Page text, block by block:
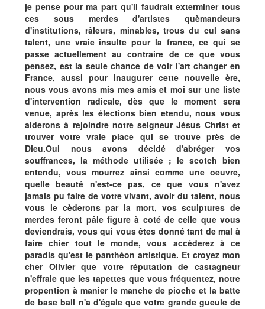
je pense pour ma part qu'il faudrait exterminer tous
ces sous merdes d'artistes quèmandeurs
d'institutions, râleurs, minables, trous du cul sans
talent, une vraie insulte pour la france, ce qui se
passe actuellement au contraire de ce que vous
pensez, est la seule chance de voir l'art changer en
France, aussi pour inaugurer cette nouvelle ère,
nous vous avons mis mes amis et moi sur une liste
d'intervention radicale, dès que le moment sera
venue, après les élections bien etendu, nous vous
aiderons à rejoindre notre seigneur Jésus Christ et
trouver votre vraie place qui se trouve près de
Dieu.Oui nous avons décidé d'abréger vos
souffrances, la méthode utilisée ; le scotch bien
entendu, vous mourrez ainsi comme une oeuvre,
quelle beauté n'est-ce pas, ce que vous n'avez
jamais pu faire de votre vivant, avoir du talent, nous
vous le cèderons par la mort, vos sculptures de
merdes feront pâle figure à coté de celle que vous
deviendrais, vous qui vous êtes donné tant de mal à
faire chier tout le monde, vous accéderez à ce
paradis qu'est le panthéon artistique. Et croyez mon
cher Olivier que votre réputation de castagneur
n'effraie que les tapettes que vous fréquentez, notre
propention à manier le manche de pioche et la batte
de base ball n'a d'égale que votre grande gueule de